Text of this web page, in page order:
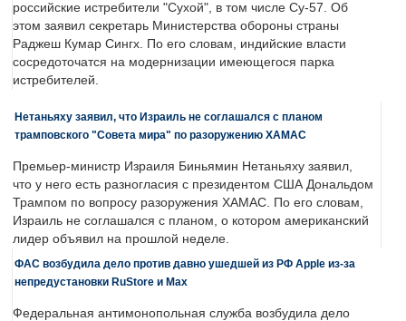
российские истребители "Сухой", в том числе Су-57. Об
этом заявил секретарь Министерства обороны страны
Раджеш Кумар Сингх. По его словам, индийские власти
сосредоточатся на модернизации имеющегося парка
истребителей.
Нетаньяху заявил, что Израиль не соглашался с планом
трамповского "Совета мира" по разоружению ХАМАС
Премьер-министр Израиля Биньямин Нетаньяху заявил,
что у него есть разногласия с президентом США Дональдом
Трампом по вопросу разоружения ХАМАС. По его словам,
Израиль не соглашался с планом, о котором американский
лидер объявил на прошлой неделе.
ФАС возбудила дело против давно ушедшей из РФ Apple из-за
непредустановки RuStore и Max
Федеральная антимонопольная служба возбудила дело